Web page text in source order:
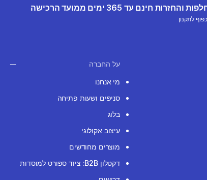
והחזרות חינם עד 365 ימים ממועד הרכישה
לתקנון
על החברה
מי אנחנו
סניפים ושעות פתיחה
בלוג
עיצוב אקולוגי
מוצרים מחודשים
דקטלון B2B: ציוד ספורט למוסדות